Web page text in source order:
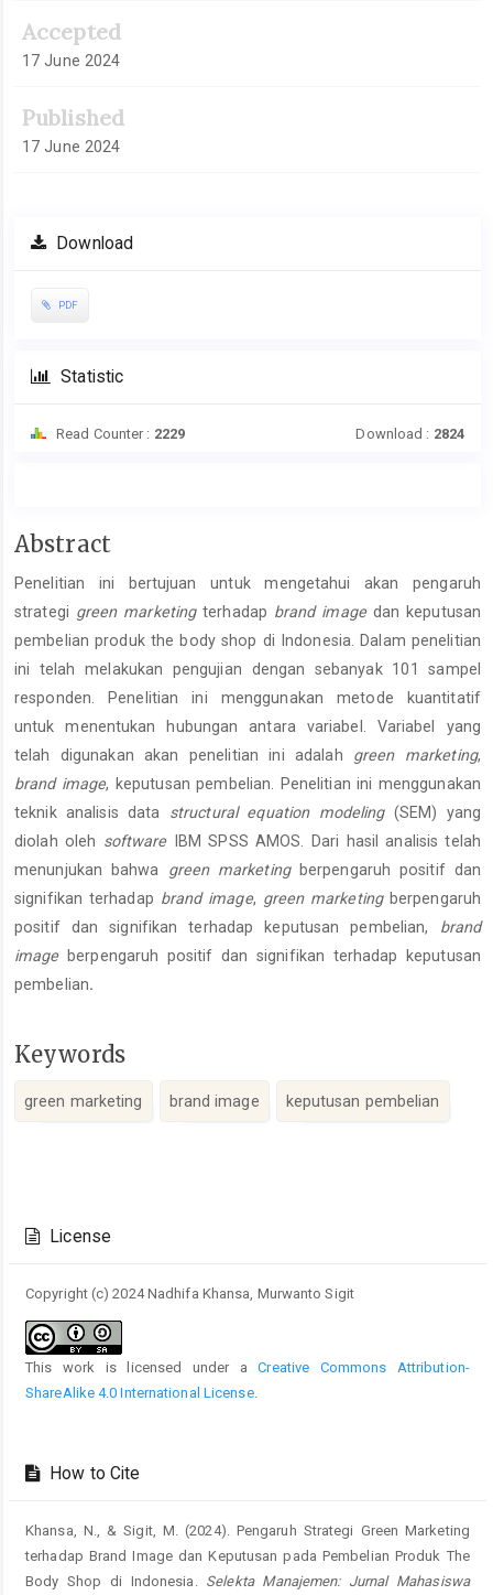
Accepted
17 June 2024
Published
17 June 2024
Download
PDF
Statistic
Read Counter : 2229 Download : 2824
Main
Content
Abstract
Penelitian ini bertujuan untuk mengetahui akan pengaruh
strategi green marketingterhadap brand imagedan keputusan
pembelian produk the body shop di Indonesia. Dalam penelitian
ini telah melakukan pengujian dengan sebanyak 101 sampel
responden. Penelitian ini menggunakan metode kuantitatif
untuk menentukan hubungan antara variabel. Variabel yang
telah digunakan akan penelitian ini adalah green marketing,
brand image, keputusan pembelian. Penelitian ini menggunakan
teknik analisis data structural equation modeling(SEM) yang
diolah oleh softwareIBM SPSS AMOS. Dari hasil analisis telah
menunjukan bahwa green marketingberpengaruh positif dan
signifikan terhadap brand image, green marketingberpengaruh
positif dan signifikan terhadap keputusan pembelian, brand
imageberpengaruh positif dan signifikan terhadap keputusan
pembelian.
Keywords
green marketing brand image keputusan pembelian
Details
License
Copyright (c) 2024 Nadhifa Khansa, Murwanto Sigit
This work is licensed under aCreative Commons Attribution-
ShareAlike 4.0 International License.
How to Cite
Khansa, N., & Sigit, M. (2024). Pengaruh Strategi Green Marketing
terhadap Brand Image dan Keputusan pada Pembelian Produk The
Body Shop di Indonesia. Selekta Manajemen: Jurnal Mahasiswa